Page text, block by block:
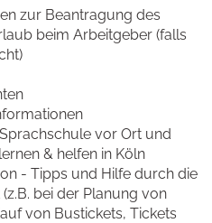
zur Beantragung des
beim Arbeitgeber (falls
vor Ort und
& helfen in Köln
- Tipps und Hilfe durch die
bei der Planung von
von Bustickets, Tickets